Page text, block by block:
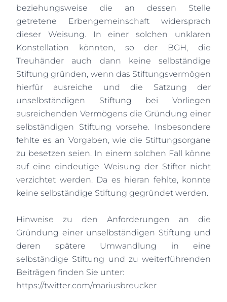
beziehungsweise die an dessen Stelle
getretene Erbengemeinschaft widersprach
dieser Weisung. In einer solchen unklaren
Konstellation könnten, so der BGH, die
Treuhänder auch dann keine selbständige
Stiftung gründen, wenn das Stiftungsvermögen
hierfür ausreiche und die Satzung der
unselbständigen Stiftung bei Vorliegen
ausreichenden Vermögens die Gründung einer
selbständigen Stiftung vorsehe. Insbesondere
fehlte es an Vorgaben, wie die Stiftungsorgane
zu besetzen seien. In einem solchen Fall könne
auf eine eindeutige Weisung der Stifter nicht
verzichtet werden. Da es hieran fehlte, konnte
keine selbständige Stiftung gegründet werden.
Hinweise zu den Anforderungen an die
Gründung einer unselbständigen Stiftung und
deren spätere Umwandlung in eine
selbständige Stiftung und zu weiterführenden
Beiträgen finden Sie unter:
https://twitter.com/mariusbreucker